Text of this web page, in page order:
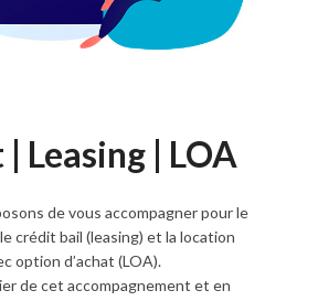
Leasing | LOA
de vous accompagner pour le
crédit bail (leasing) et la location
option d’achat (LOA).
de cet accompagnement et en